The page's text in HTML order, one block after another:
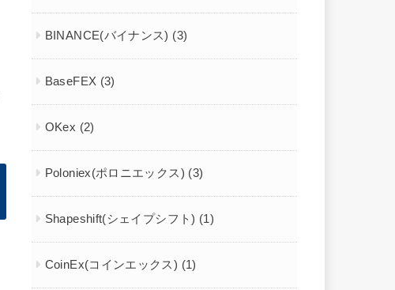
BINANCE(バイナンス) (3)
BaseFEX (3)
OKex (2)
Poloniex(ポロニエックス) (3)
Shapeshift(シェイプシフト) (1)
CoinEx(コインエックス) (1)